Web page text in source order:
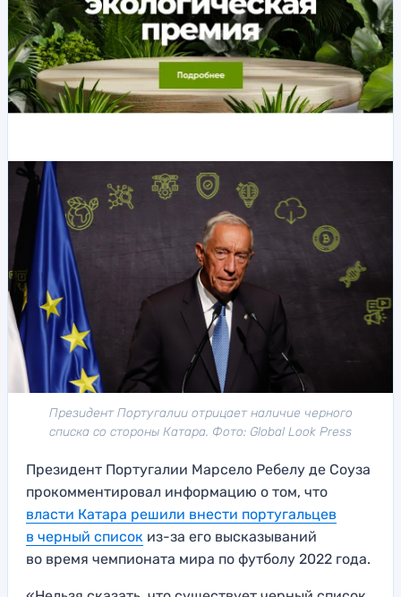
Президент Португалии отрицает наличие черного
списка со стороны Катара. Фото: Global Look Press
Президент Португалии Марсело Ребелу де Соуза
прокомментировал информацию о том, что
власти Катара решили внести португальцев
в черный список из-за его высказываний
во время чемпионата мира по футболу 2022 года.